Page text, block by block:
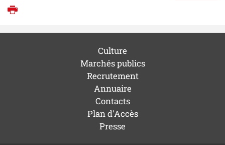
Culture
Marchés publics
Recrutement
Annuaire
Contacts
Plan d'Accès
Presse